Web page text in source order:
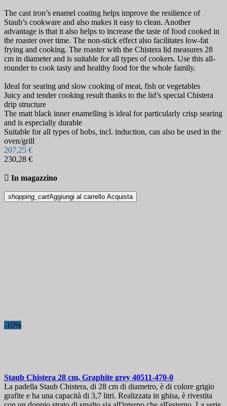
The cast iron’s enamel coating helps improve the resilience of
Staub’s cookware and also makes it easy to clean. Another
advantage is that it also helps to increase the taste of food cooked in
the roaster over time. The non-stick effect also facilitates low-fat
frying and cooking. The roaster with the Chistera lid measures 28
cm in diameter and is suitable for all types of cookers. Use this all-
rounder to cook tasty and healthy food for the whole family.
Ideal for searing and slow cooking of meat, fish or vegetables
Juicy and tender cooking result thanks to the lid’s special Chistera
drip structure
The matt black inner enamelling is ideal for particularly crisp searing
and is especially durable
Suitable for all types of hobs, incl. induction, can also be used in the
oven/grill
207,25 €
230,28 €
 In magazzino
shopping_cartAggiungi al carrello Acquista
-10%
Staub Chistera 28 cm, Graphite grey 40511-470-0
La padella Staub Chistera, di 28 cm di diametro, è di colore grigio
grafite e ha una capacità di 3,7 litri. Realizzata in ghisa, è rivestita